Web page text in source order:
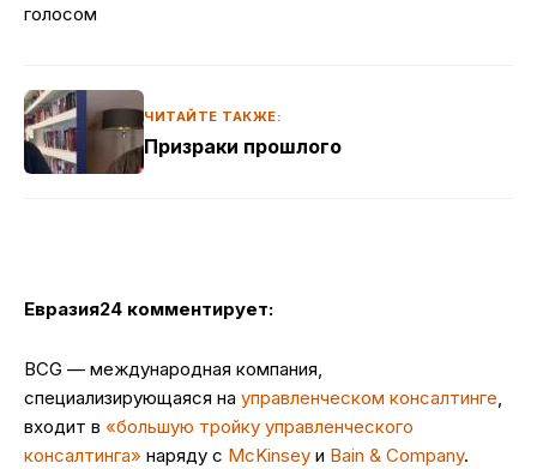
голосом
ЧИТАЙТЕ ТАКЖЕ:
Призраки прошлого
Евразия24 комментирует:
BCG — международная компания,
специализирующаяся на управленческом консалтинге,
входит в «большую тройку управленческого
консалтинга» наряду с McKinsey и Bain & Company.